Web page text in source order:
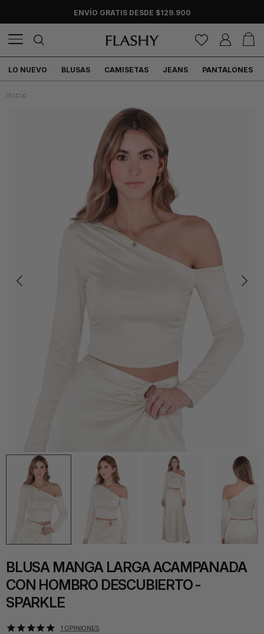
ENVÍO GRATIS DESDE $129.900
LO NUEVO BLUSAS CAMISETAS JEANS PANTALONES
Inicio
BLUSA MANGA LARGA ACAMPANADA
CON HOMBRO DESCUBIERTO -
SPARKLE
1 OPINIONES